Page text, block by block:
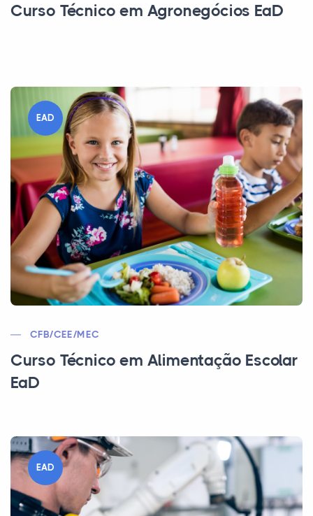
Curso Técnico em Agronegócios EaD
EAD
CFB/CEE/MEC
Curso Técnico em Alimentação Escolar
EaD
EAD